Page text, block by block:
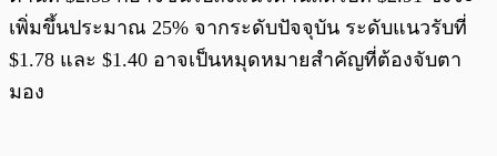
เพิ่มขึ้นประมาณ 25% จากระดับปัจจุบัน ระดับแนวรับที่
$1.78 และ $1.40 อาจเป็นหมุดหมายสำคัญที่ต้องจับตา
มอง